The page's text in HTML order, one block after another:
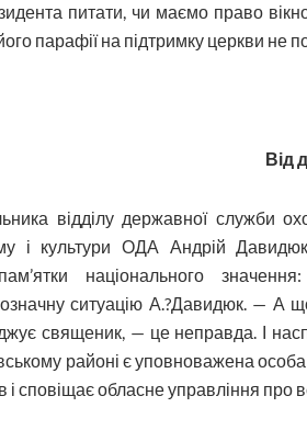
питати, чи маємо право
парафії на підтримку церкви не
Від
відділу державної служби
і культури ОДА Андрій
національного
ситуацію А.?Да­видюк. — А
священик, — це неправда. І
районі є уповноважена
і сповіщає обласне управління про